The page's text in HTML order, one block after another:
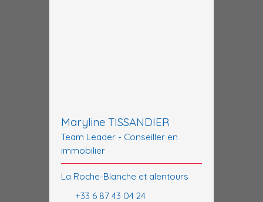
Maryline TISSANDIER
Team Leader - Conseiller en
immobilier
La Roche-Blanche et alentours
+33 6 87 43 04 24